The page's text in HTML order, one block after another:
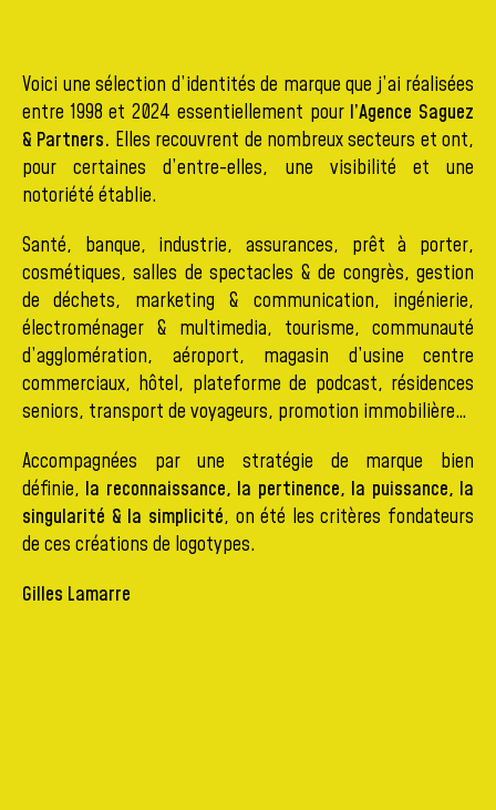
Voici une sélection d’identités de marque que j’ai réalisées
entre 1998 et 2024 essentiellement pour l’Agence Saguez
& Partners. Elles recouvrent de nombreux secteurs et ont,
pour certaines d’entre-elles, une visibilité et une
notoriété établie.
Santé, banque, industrie, assurances, prêt à porter,
cosmétiques, salles de spectacles & de congrès, gestion
de déchets, marketing & communication, ingénierie,
électroménager & multimedia, tourisme, communauté
d’agglomération, aéroport, magasin d’usine centre
commerciaux, hôtel, plateforme de podcast, résidences
seniors, transport de voyageurs, promotion immobilière…
Accompagnées par une stratégie de marque bien
définie, la reconnaissance, la pertinence, la puissance, la
singularité & la simplicité, on été les critères fondateurs
de ces créations de logotypes.
Gilles Lamarre